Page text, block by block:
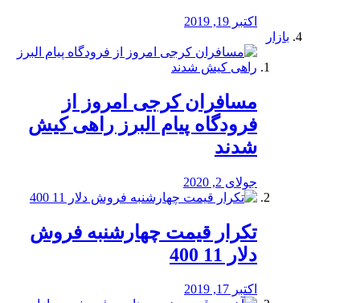
اکتبر 19, 2019
بازار
مسافران کرجی امروز از
فرودگاه پیام البرز راهی کیش
شدند
جولای 2, 2020
تکرار قیمت چهارشنبه فروش
دلار 11 400
اکتبر 17, 2019